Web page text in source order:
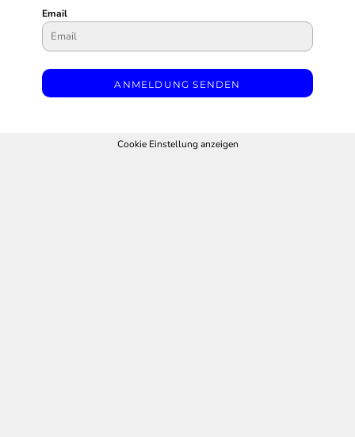
Email
ANMELDUNG SENDEN
Cookie Einstellung anzeigen